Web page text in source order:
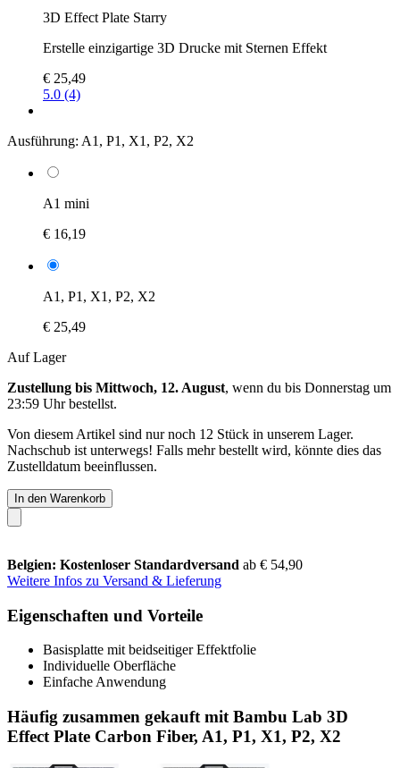
3D Effect Plate Starry
Erstelle einzigartige 3D Drucke mit Sternen Effekt
€ 25,49
5.0 (4)
Ausführung: A1, P1, X1, P2, X2
A1 mini
€ 16,19
A1, P1, X1, P2, X2
€ 25,49
Auf Lager
Zustellung bis Mittwoch, 12. August, wenn du bis Donnerstag um
23:59 Uhrbestellst.
Von diesem Artikel sind nur noch 12 Stück in unserem Lager.
Nachschub ist unterwegs! Falls mehr bestellt wird, könnte dies das
Zustelldatum beeinflussen.
In den Warenkorb
Belgien: Kostenloser Standardversand ab € 54,90
Weitere Infos zu Versand & Lieferung
Eigenschaften und Vorteile
Basisplatte mit beidseitiger Effektfolie
Individuelle Oberfläche
Einfache Anwendung
Häufig zusammen gekauft mit Bambu Lab 3D
Effect Plate Carbon Fiber, A1, P1, X1, P2, X2